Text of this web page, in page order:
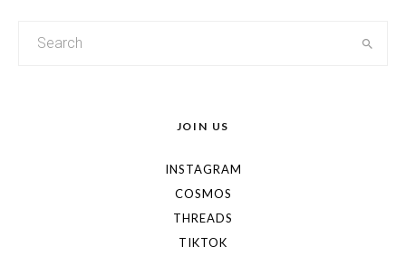
JOIN US
INSTAGRAM
COSMOS
THREADS
TIKTOK